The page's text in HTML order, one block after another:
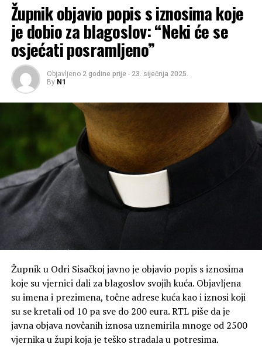
Župnik objavio popis s iznosima koje
je dobio za blagoslov: “Neki će se
osjećati posramljeno”
Objavljeno 2 godine prije - 23. siječnja 2025.
By N1
Župnik u Odri Sisačkoj javno je objavio popis s iznosima
koje su vjernici dali za blagoslov svojih kuća. Objavljena
su imena i prezimena, točne adrese kuća kao i iznosi koji
su se kretali od 10 pa sve do 200 eura. RTL piše da je
javna objava novčanih iznosa uznemirila mnoge od 2500
vjernika u župi koja je teško stradala u potresima.